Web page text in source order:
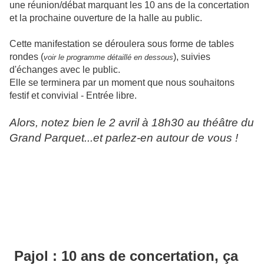
une réunion/débat marquant les 10 ans de la concertation
et la prochaine ouverture de la halle au public.
Cette manifestation se déroulera sous forme de tables
rondes (voir le programme détaillé en dessous), suivies
d'échanges avec le public.
Elle se terminera par un moment que nous souhaitons
festif et convivial - Entrée libre.
Alors, notez bien le 2 avril à 18h30 au théâtre du
Grand Parquet...et parlez-en autour de vous !
Pajol : 10 ans de concertation, ça